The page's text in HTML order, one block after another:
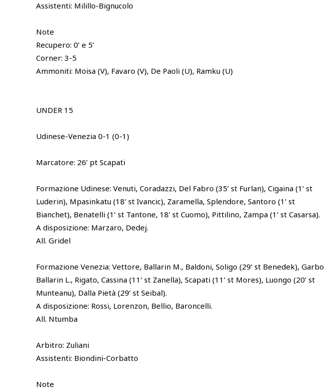
Assistenti: Milillo-Bignucolo
Note
Recupero: 0’ e 5’
Corner: 3-5
Ammoniti: Moisa (V), Favaro (V), De Paoli (U), Ramku (U)
UNDER 15
Udinese-Venezia 0-1 (0-1)
Marcatore: 26’ pt Scapati
Formazione Udinese: Venuti, Coradazzi, Del Fabro (35’ st Furlan), Cigaina (1’ st
Luderin), Mpasinkatu (18’ st Ivancic), Zaramella, Splendore, Santoro (1’ st
Bianchet), Benatelli (1’ st Tantone, 18’ st Cuomo), Pittilino, Zampa (1’ st Casarsa).
A disposizione: Marzaro, Dedej.
All. Gridel
Formazione Venezia: Vettore, Ballarin M., Baldoni, Soligo (29’ st Benedek),
Ballarin L., Rigato, Cassina (11’ st Zanella), Scapati (11’ st Mores), Luongo (20’ st
Munteanu), Dalla Pietà (29’ st Seibal).
A disposizione: Rossi, Lorenzon, Bellio, Baroncelli.
All. Ntumba
Arbitro: Zuliani
Assistenti: Biondini-Corbatto
Note